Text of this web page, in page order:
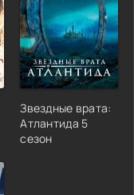
Звездные врата:
Атлантида 5
сезон